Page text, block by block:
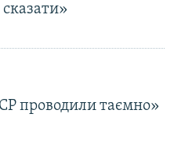
проводили таємно»